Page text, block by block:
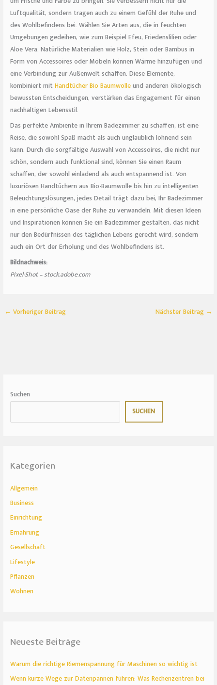
Luftqualität, sondern tragen auch zu einem Gefühl der Ruhe und
des Wohlbefindens bei. Wählen Sie Arten aus, die in feuchten
Umgebungen gedeihen, wie zum Beispiel Efeu, Friedenslilien oder
Aloe Vera. Natürliche Materialien wie Holz, Stein oder Bambus in
Form von Accessoires oder Möbeln können Wärme hinzufügen und
eine Verbindung zur Außenwelt schaffen. Diese Elemente,
kombiniert mitHandtücher Bio Baumwolleund anderen ökologisch
bewussten Entscheidungen, verstärken das Engagement für einen
nachhaltigen Lebensstil.
Das perfekte Ambiente in Ihrem Badezimmer zu schaffen, ist eine
Reise, die sowohl Spaß macht als auch unglaublich lohnend sein
kann. Durch die sorgfältige Auswahl von Accessoires, die nicht nur
schön, sondern auch funktional sind, können Sie einen Raum
schaffen, der sowohl einladend als auch entspannend ist. Von
luxuriösen Handtüchern aus Bio-Baumwolle bis hin zu intelligenten
Beleuchtungslösungen, jedes Detail trägt dazu bei, Ihr Badezimmer
in eine persönliche Oase der Ruhe zu verwandeln. Mit diesen Ideen
und Inspirationen können Sie ein Badezimmer gestalten, das nicht
nur den Bedürfnissen des täglichen Lebens gerecht wird, sondern
auch ein Ort der Erholung und des Wohlbefindens ist.
Bildnachweis:
Pixel-Shot – stock.adobe.com
← Vorheriger Beitrag Nächster Beitrag →
Suchen
SUCHEN
Kategorien
Allgemein
Business
Einrichtung
Ernährung
Gesellschaft
Lifestyle
Pflanzen
Wohnen
Neueste Beiträge
Warum die richtige Riemenspannung für Maschinen so wichtig ist
Wenn kurze Wege zur Datenpannen führen: Was Rechenzentren bei